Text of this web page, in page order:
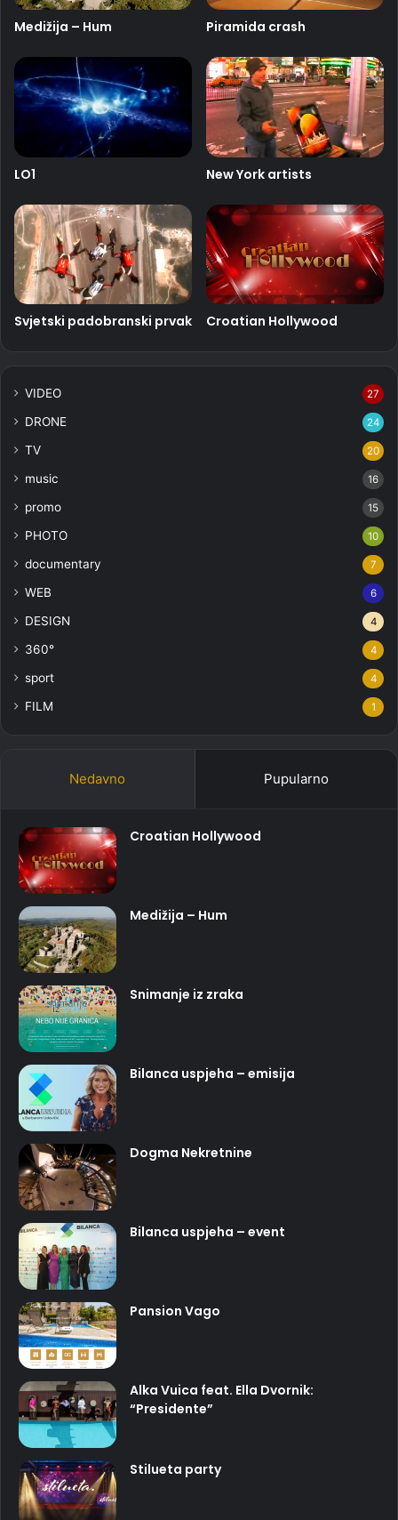
Medižija – Hum Piramida crash
LO1 New York artists
Svjetski padobranski prvak Croatian Hollywood
VIDEO 27
DRONE 24
TV 20
music 16
promo 15
PHOTO 10
documentary 7
WEB 6
DESIGN 4
360° 4
sport 4
FILM 1
Nedavno Pupularno
Croatian Hollywood
Medižija – Hum
Snimanje iz zraka
Bilanca uspjeha – emisija
Dogma Nekretnine
Bilanca uspjeha – event
Pansion Vago
Alka Vuica feat. Ella Dvornik:
“Presidente”
Stilueta party